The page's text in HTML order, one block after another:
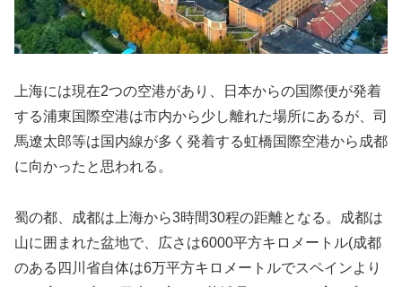
上海には現在2つの空港があり、日本からの国際便が発着
する浦東国際空港は市内から少し離れた場所にあるが、司
馬遼太郎等は国内線が多く発着する虹橋国際空港から成都
に向かったと思われる。
蜀の都、成都は上海から3時間30程の距離となる。成都は
山に囲まれた盆地で、広さは6000平方キロメートル(成都
のある四川省自体は6万平方キロメートルでスペインより